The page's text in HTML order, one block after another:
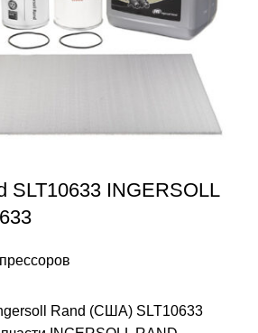
SLT10633 INGERSOLL
Rand (США) SLT10633